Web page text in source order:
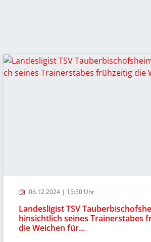
06.12.2024 | 15:50 Uhr
Landesligist TSV
hinsichtlich seines Trainerstabes
die Weichen für...